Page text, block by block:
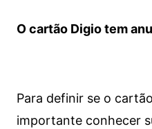
O cartão Digio tem
Para definir se o
importante conhecer